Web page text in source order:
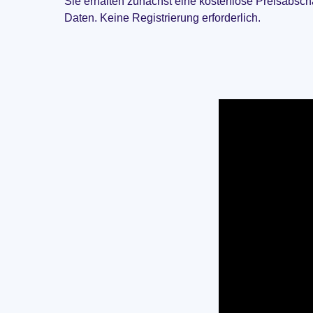
Daten. Keine Registrierung erforderlich.